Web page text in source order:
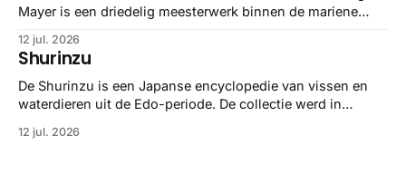
Mayer is een driedelig meesterwerk binnen de mariene
gedetailleerd overzicht van kwallensoorten en hun
taxonomie. Het boek staat bekend om de combinatie van
strikte wetenschap met prachtige, handgetekende
illustraties en kleurendrukplaten van Mayer zelf.
12 jul. 2026
Shurinzu
De Shurinzu is een Japanse encyclopedie van vissen en
waterdieren uit de Edo-periode. De collectie werd in
bekend om verfijnde technieken en bijna driedimensionale
12 jul. 2026